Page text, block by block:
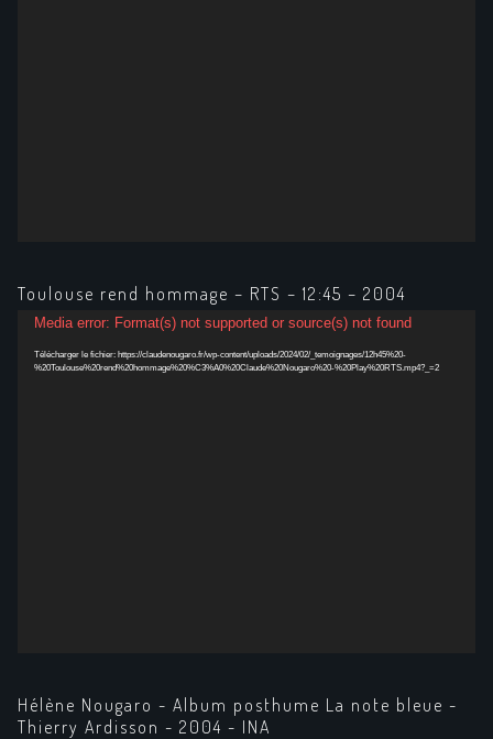
Toulouse rend hommage – RTS – 12:45 – 2004
Lecteur
Media error: Format(s) not supported or source(s) not found
Télécharger le fichier: https://claudenougaro.fr/wp-content/uploads/2024/02/_temoignages/12h45%20-
%20Toulouse%20rend%20hommage%20%C3%A0%20Claude%20Nougaro%20-%20Play%20RTS.mp4?_=2
Hélène Nougaro - Album posthume La note bleue -
Thierry Ardisson - 2004 - INA